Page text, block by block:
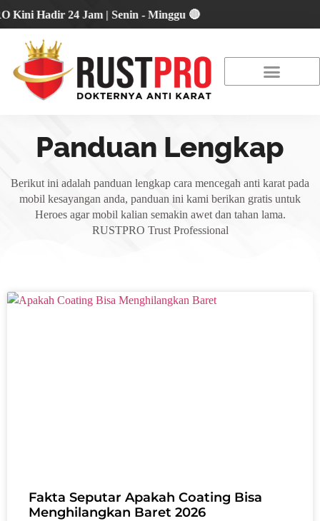
Hadir 24 Jam | Senin - Minggu 🔴
Panduan Lengkap
Berikut ini adalah panduan lengkap cara mencegah anti karat pada
mobil kesayangan anda, panduan ini kami berikan gratis untuk
Heroes agar mobil kalian semakin awet dan tahan lama.
RUSTPRO Trust Professional
Fakta Seputar Apakah Coating Bisa
Menghilangkan Baret 2026